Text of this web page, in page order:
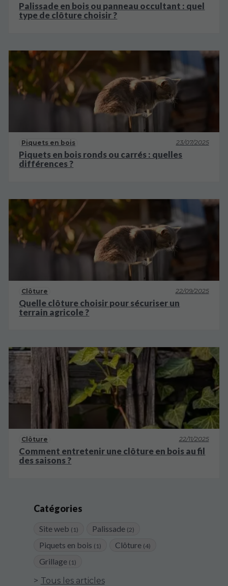
Catégories
Site web (1) Palissade (2)
Piquets en bois (1) Clôture (4)
Grillage (1)
Tous les articles
Palissade en bois ou panneau occultant : quel
type de clôture choisir ?
Piquets en bois 23/07/2025
Piquets en bois ronds ou carrés : quelles
différences ?
Clôture 22/09/2025
Quelle clôture choisir pour sécuriser un
terrain agricole ?
Clôture 22/11/2025
Comment entretenir une clôture en bois au fil
des saisons ?